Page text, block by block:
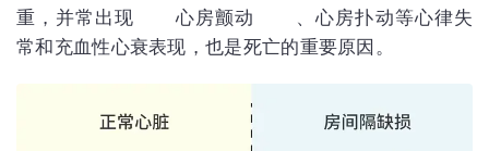
重，并常出现 心房颤动 、心房扑动等心律失
常和充血性心衰表现，也是死亡的重要原因。